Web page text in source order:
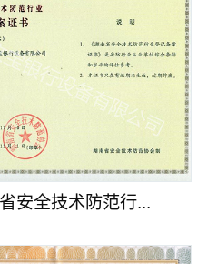
安全技术防范行...